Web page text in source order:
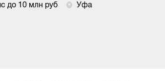
до 10 млн руб
Уфа